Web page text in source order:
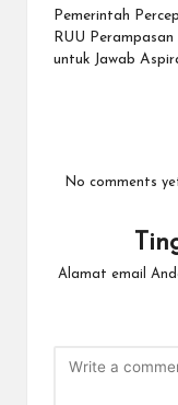
Pemerintah
RUU Perampasan
untuk Jawab
No comments
Alamat email